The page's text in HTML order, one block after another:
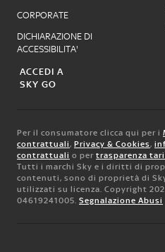
CORPORATE
DICHIARAZIONE DI
ACCESSIBILITA'
ACCEDI A
SKY GO
Per il consumatore clicca qui per i
contrattuali, Privacy & Cookies,
contrattuali o per trasparenza
Tutti i marchi Sky e i diritti di
contenuti, sono di proprietà di
utilizzati su licenza. Copyright
04619241005. Segnalazione Abusi